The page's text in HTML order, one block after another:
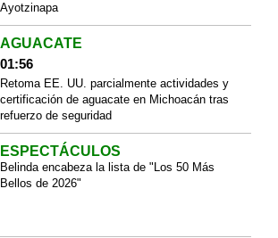
Ayotzinapa
AGUACATE
01:56
Retoma EE. UU. parcialmente actividades y
certificación de aguacate en Michoacán tras
refuerzo de seguridad
ESPECTÁCULOS
Belinda encabeza la lista de "Los 50 Más
Bellos de 2026"